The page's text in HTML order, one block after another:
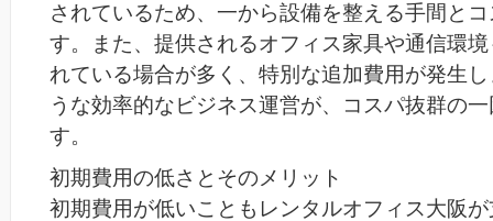
されているため、一から設備を整える手間と
す。また、提供されるオフィス家具や通信環
れている場合が多く、特別な追加費用が発生
うな効率的なビジネス運営が、コスパ抜群の
す。
初期費用の低さとそのメリット
初期費用が低いこともレンタルオフィス大阪